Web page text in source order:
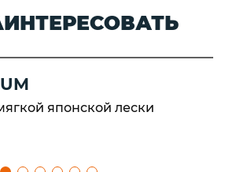
японской лески